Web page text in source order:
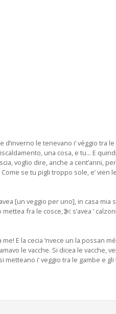
le tenevano i’ véggio tra
una cosa, e tu... E
voglio dire, anche a cent’anni,
se tu pigli troppo sole, e’ vien
[un veggio per uno], in casa mia
mettea fra le cosce,
s’avea ’
E la cecia ’nvece un la possan
le vacche. Si dicea le vacche,
i’ veggio tra le gambe e